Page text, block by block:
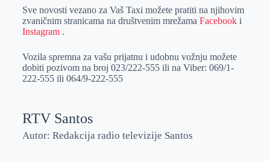
Sve novosti vezano za Vaš Taxi možete pratiti na njihovim
zvaničnim stranicama na društvenim mrežama Facebooki
Instagram.
Vozila spremna za vašu prijatnu i udobnu vožnju možete
dobiti pozivom na broj 023/222-555 ili na Viber: 069/1-
222-555 ili 064/9-222-555
RTV Santos
Autor: Redakcija radio televizije Santos